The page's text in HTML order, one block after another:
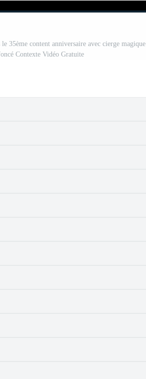
35ème content anniversaire avec cierge magique
Contexte Vidéo Gratuite